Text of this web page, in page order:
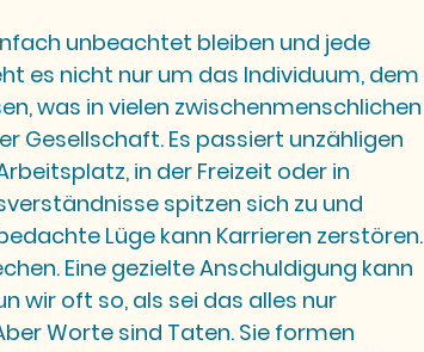
unbeachtet bleiben und jede
es nicht nur um das Individuum, dem
was in vielen zwischenmenschlichen
Gesellschaft. Es passiert unzähligen
in der Freizeit oder in
spitzen sich zu und
Lüge kann Karrieren zerstören.
Eine gezielte Anschuldigung kann
wir oft so, als sei das alles nur
Worte sind Taten. Sie formen